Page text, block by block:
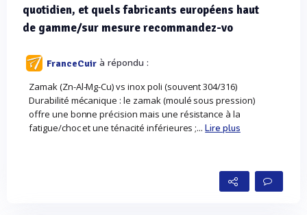
quotidien, et quels fabricants européens haut
de gamme/sur mesure recommandez-vo
FranceCuir à répondu :
Zamak (Zn-Al-Mg-Cu) vs inox poli (souvent 304/316)
Durabilité mécanique : le zamak (moulé sous pression)
offre une bonne précision mais une résistance à la
fatigue/choc et une ténacité inférieures ;...Lire plus